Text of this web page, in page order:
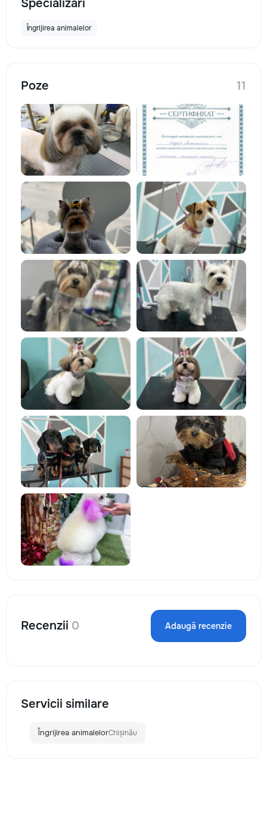
Specializări
Îngrijirea animalelor
Poze 11
Recenzii 0 Adaugă recenzie
Servicii similare
Îngrijirea animalelorChișinău